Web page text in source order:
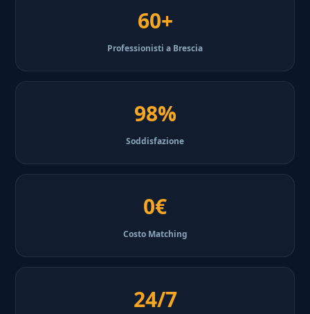
60+
Professionisti a Brescia
98%
Soddisfazione
0€
Costo Matching
24/7